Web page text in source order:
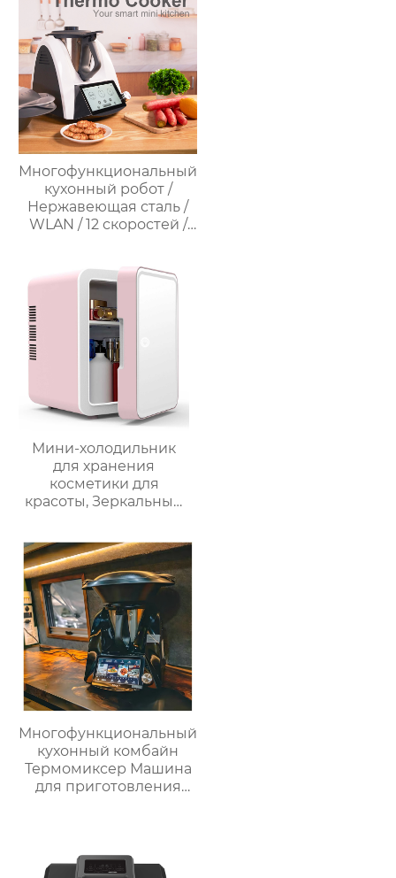
Многофункциональный
кухонный робот /
Нержавеющая сталь /
WLAN / 12 скоростей /
Предустановленные
рецепты / Миксер
Мини-холодильник
для хранения
косметики для
красоты, Зеркальный
грудное молоко,
автомобильный мини-
холодильник
Многофункциональный
кухонный комбайн
Термомиксер Машина
для приготовления